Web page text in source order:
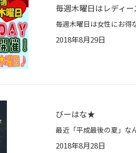
毎週木曜日はレディー
2018年8月29日
びーはな★
2018年8月28日